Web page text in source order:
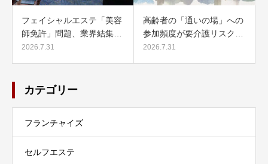
フェイシャルエステ「美容
師免許」問題、業界結集…
2026.7.31
高齢者の「通いの場」への
参加頻度が要介護リスク…
2026.7.31
カテゴリー
フランチャイズ
セルフエステ